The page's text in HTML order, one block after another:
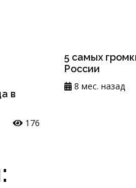
в
176
5 самых
России
8 мес. назад